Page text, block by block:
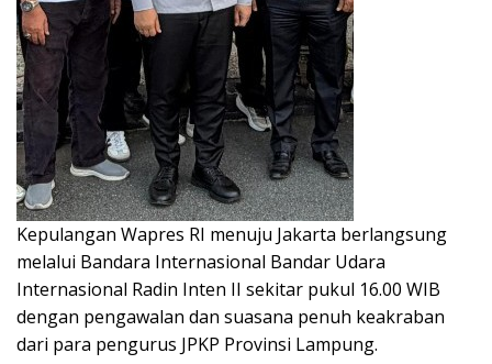
Kepulangan Wapres RI menuju Jakarta berlangsung
melalui Bandara Internasional Bandar Udara
Internasional Radin Inten II sekitar pukul 16.00 WIB
dengan pengawalan dan suasana penuh keakraban
dari para pengurus JPKP Provinsi Lampung.